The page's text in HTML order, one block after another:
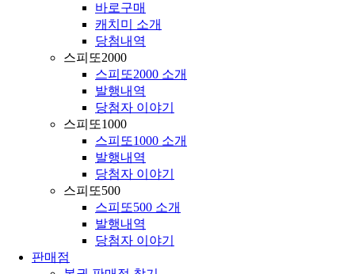
바로구매
캐치미 소개
당첨내역
스피또2000
스피또2000 소개
발행내역
당첨자 이야기
스피또1000
스피또1000 소개
발행내역
당첨자 이야기
스피또500
스피또500 소개
발행내역
당첨자 이야기
판매점